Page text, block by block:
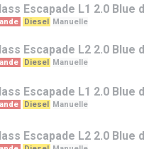
Escapade L1 2.0 Blue
Diesel Manuelle
Escapade L2 2.0 Blue
Diesel Manuelle
Escapade L1 2.0 Blue
Diesel Manuelle
Escapade L2 2.0 Blue